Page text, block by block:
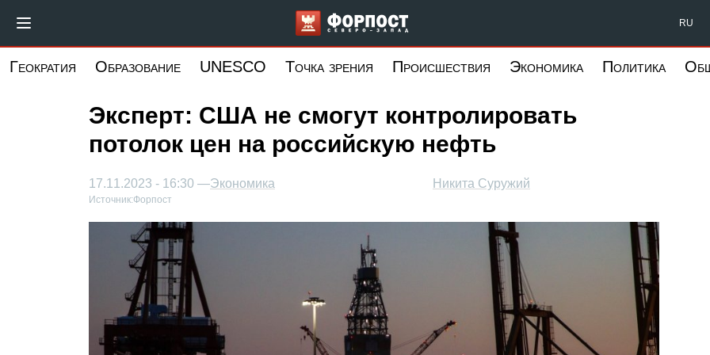
основному
Форпост Северо-Запад RU
Геократия Образование UNESCO Точка зрения Происшествия Экономика Политика
Эксперт: США не смогут контролировать
потолок цен на российскую нефть
Никита Суружий
17.11.2023 - 16:30 —Экономика
Источник:Форпост